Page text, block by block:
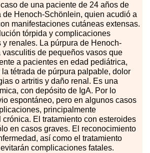
l caso de una paciente de 24 años de
de Henoch-Schönlein, quien acudió a
manifestaciones cutáneas extensas.
tórpida y complicaciones
renales. La púrpura de Henoch-
de pequeños vasos que
a pacientes en edad pediátrica,
tétrada de púrpura palpable, dolor
o artritis y daño renal. Es una
con depósito de IgA. Por lo
espontáneo, pero en algunos casos
principalmente
crónica. El tratamiento con esteroides
en casos graves. El reconocimiento
así como el tratamiento
complicaciones fatales.